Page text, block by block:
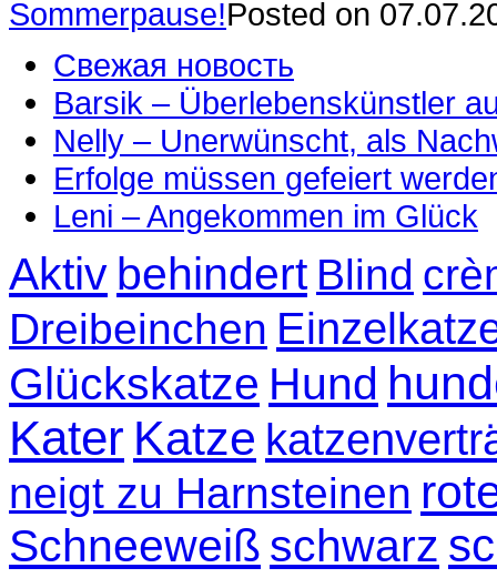
Sommerpause!Posted on
Свежая новость
Barsik – Überlebenskünstler
Nelly – Unerwünscht, als
Erfolge müssen gefeiert
Leni – Angekommen im Glück
Aktiv behindert Blind
Dreibeinchen
Glückskatze Hund
Kater Katze
neigt zu Harnsteinen
Schneeweiß schwarz